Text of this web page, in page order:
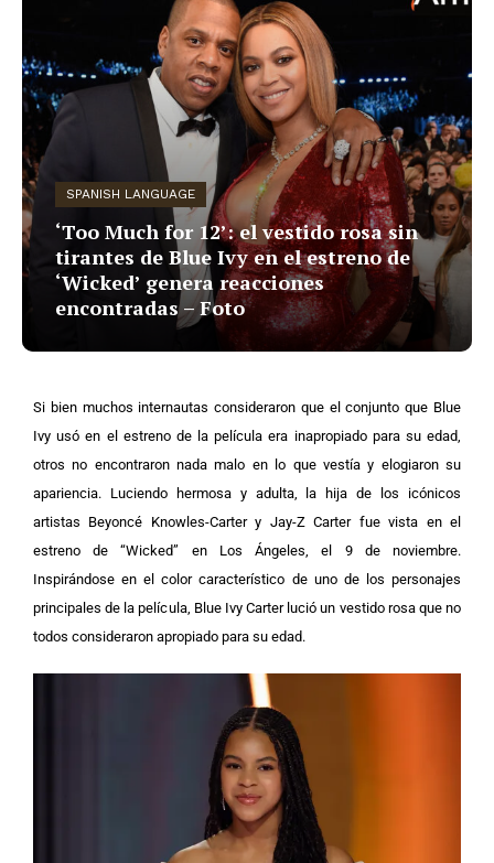
SPANISH LANGUAGE
‘Too Much for 12’: el vestido rosa sin
tirantes de Blue Ivy en el estreno de
‘Wicked’ genera reacciones
encontradas – Foto
Si bien muchos internautas consideraron que el conjunto que Blue
Ivy usó en el estreno de la película era inapropiado para su edad,
otros no encontraron nada malo en lo que vestía y elogiaron su
apariencia. Luciendo hermosa y adulta, la hija de los icónicos
artistas Beyoncé Knowles-Carter y Jay-Z Carter fue vista en el
estreno de “Wicked” en Los Ángeles, el 9 de noviembre.
Inspirándose en el color característico de uno de los personajes
principales de la película, Blue Ivy Carter lució un vestido rosa que no
todos consideraron apropiado para su edad.